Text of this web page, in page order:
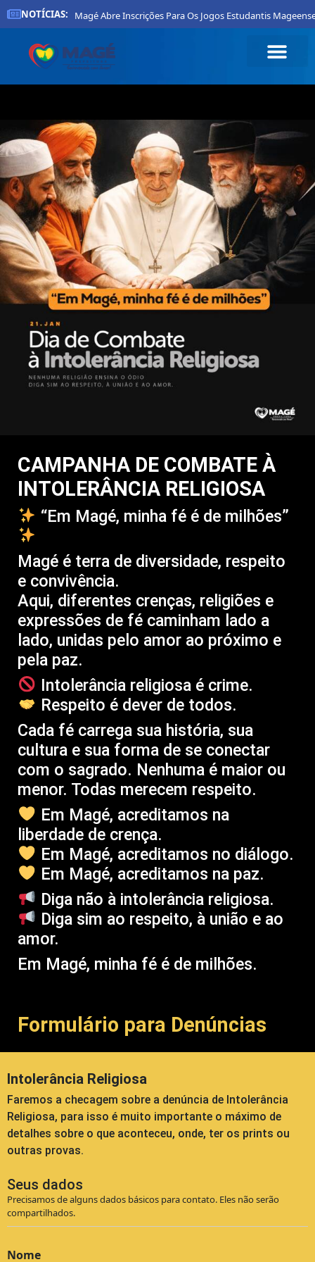
NOTÍCIAS:
Prefeitura De Magé Abre Inscrições Para Os Jogos Estudantis
CAMPANHA DE COMBATE À
INTOLERÂNCIA RELIGIOSA
“Em Magé, minha fé é de milhões”
Magé é terra de diversidade, respeito
e convivência.
Aqui, diferentes crenças, religiões e
expressões de fé caminham lado a
lado, unidas pelo amor ao próximo e
pela paz.
Intolerância religiosa é crime.
Respeito é dever de todos.
Cada fé carrega sua história, sua
cultura e sua forma de se conectar
com o sagrado. Nenhuma é maior ou
menor. Todas merecem respeito.
Em Magé, acreditamos na
liberdade de crença.
Em Magé, acreditamos no diálogo.
Em Magé, acreditamos na paz.
Diga não à intolerância religiosa.
Diga sim ao respeito, à união e ao
amor.
Em Magé, minha fé é de milhões.
Formulário para Denúncias
Intolerância Religiosa
Faremos a checagem sobre a denúncia de Intolerância
Religiosa, para isso é muito importante o máximo de
detalhes sobre o que aconteceu, onde, ter os prints ou
outras provas.
Seus dados
Precisamos de alguns dados básicos para contato. Eles não serão
compartilhados.
Nome